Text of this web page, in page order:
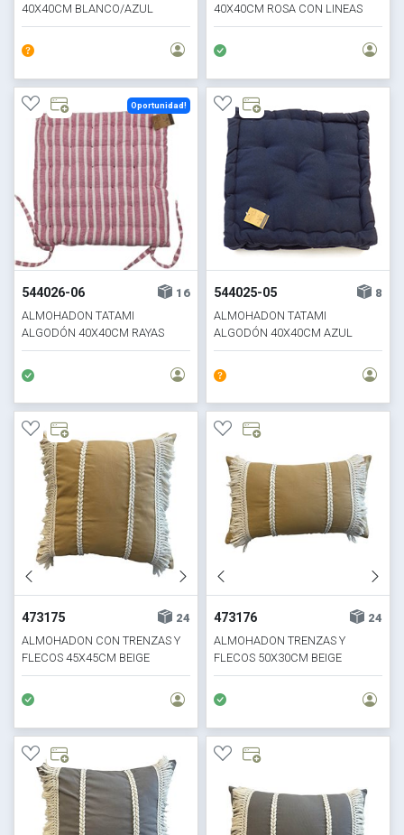
40X40CM BLANCO/AZUL
40X40CM ROSA CON LINEAS
544026-06
16
ALMOHADON TATAMI
ALGODÓN 40X40CM RAYAS
ROSA
Oportunidad!
544025-05
8
ALMOHADON TATAMI
ALGODÓN 40X40CM AZUL
473175
24
ALMOHADON CON TRENZAS Y
FLECOS 45X45CM BEIGE
473176
24
ALMOHADON TRENZAS Y
FLECOS 50X30CM BEIGE